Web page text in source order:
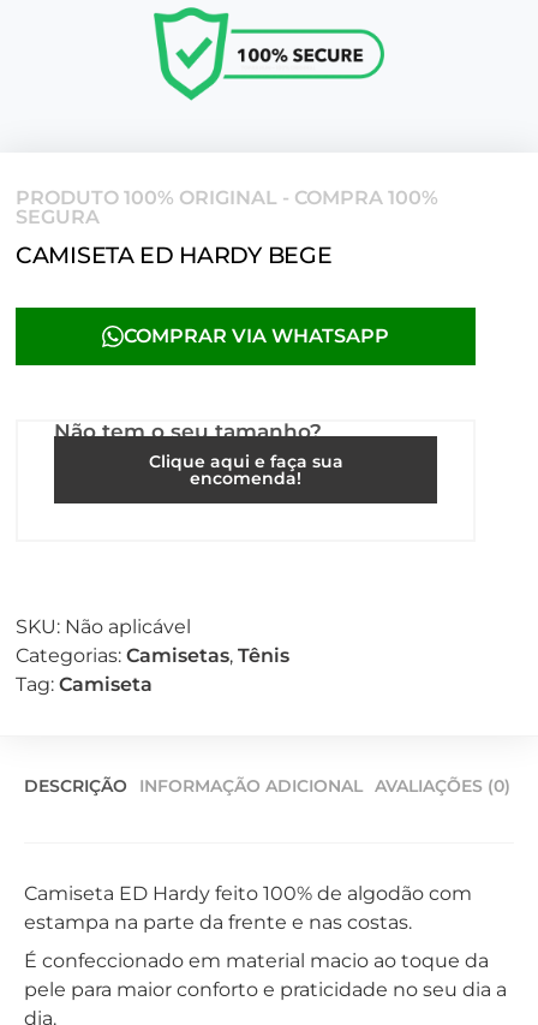
PRODUTO 100% ORIGINAL - COMPRA 100%
SEGURA
CAMISETA ED HARDY BEGE
COMPRAR VIA WHATSAPP
Não tem o seu tamanho?
Clique aqui e faça sua
encomenda!
SKU: Não aplicável
Categorias: Camisetas, Tênis
Tag: Camiseta
DESCRIÇÃO INFORMAÇÃO ADICIONAL AVALIAÇÕES (0)
Camiseta ED Hardy feito 100% de algodão com
estampa na parte da frente e nas costas.
É confeccionado em material macio ao toque da
pele para maior conforto e praticidade no seu dia a
dia.